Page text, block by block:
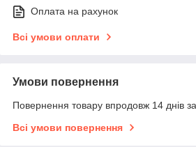
Оплата на рахунок
Всі умови оплати
Умови повернення
Повернення товару впродовж 14 днів
Всі умови повернення